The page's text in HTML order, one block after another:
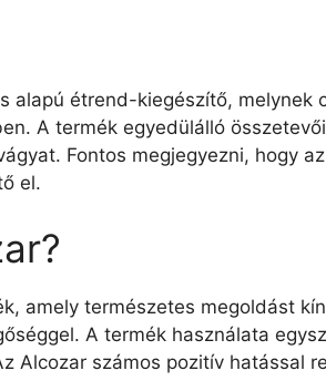
alapú étrend-kiegészítő,
A termék egyedülálló
Fontos megjegyezni, hogy
el.
amely természetes megoldást
A termék használata
Alcozar számos pozitív hatással